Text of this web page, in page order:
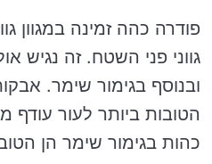
פודרה כהה זמינה במגוון
גווני פני השטח. זה נגיש
ובנוסף בגימור שימר.
הטובות ביותר לעור
כהות בגימור שימר הן